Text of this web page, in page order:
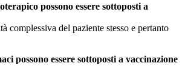
possono essere sottoposti a
del paziente stesso e pertanto
possono essere sottoposti a vaccinazione